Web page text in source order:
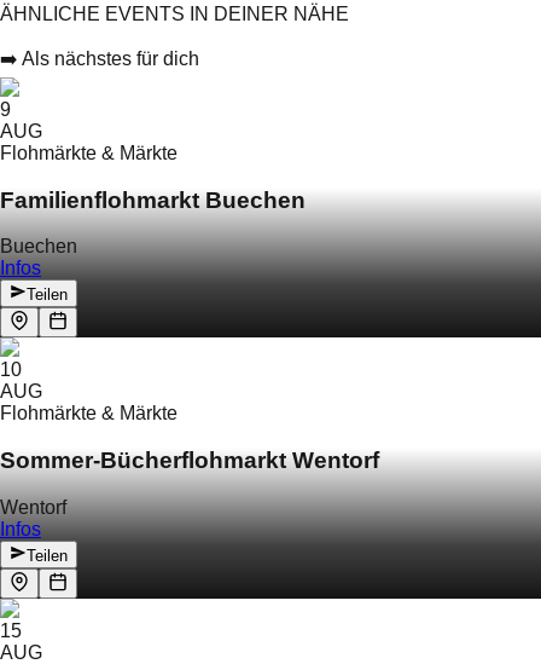
ÄHNLICHE EVENTS IN DEINER NÄHE
➡️ Als nächstes für dich
9
AUG
Flohmärkte & Märkte
Familienflohmarkt Buechen
Buechen
Infos
Teilen
10
AUG
Flohmärkte & Märkte
Sommer-Bücherflohmarkt Wentorf
Wentorf
Infos
Teilen
15
AUG